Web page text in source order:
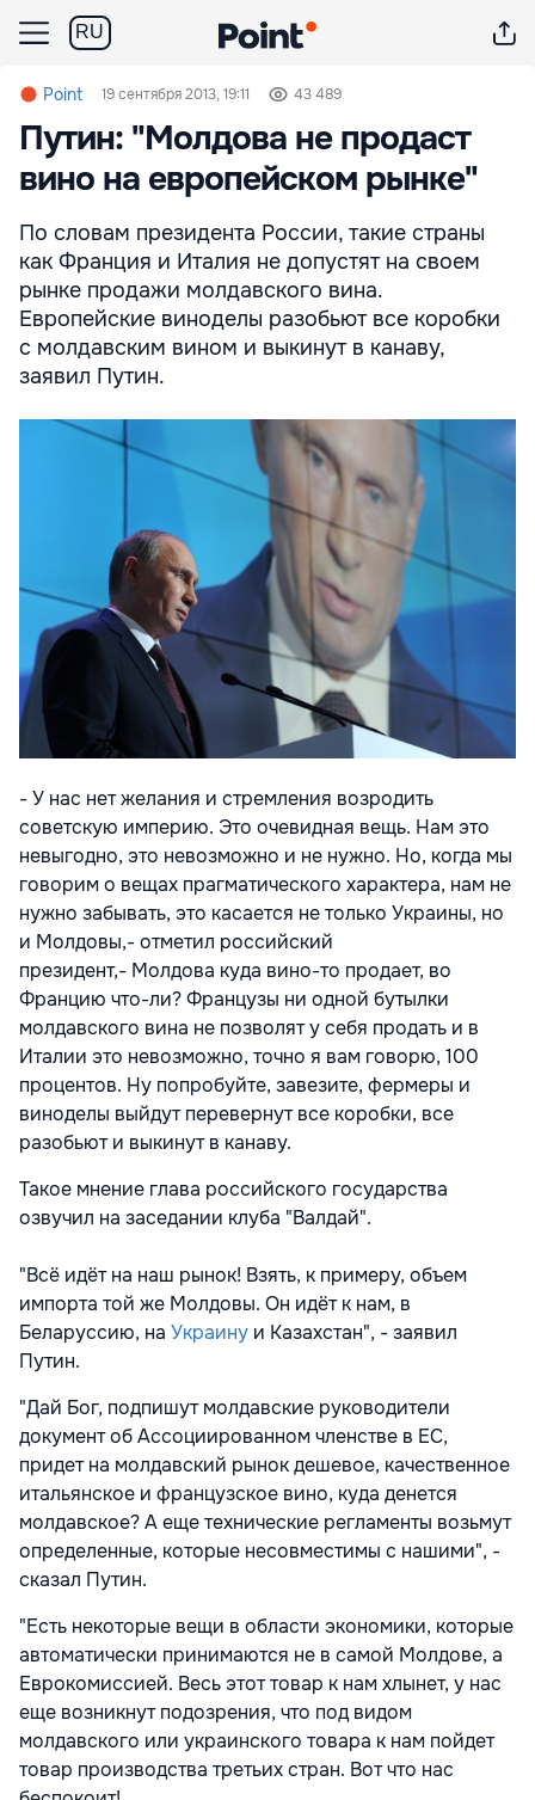
RU
Point 19 сентября 2013, 19:11 43 489
Путин: "Молдова не продаст
вино на европейском рынке"
По словам президента России, такие страны
как Франция и Италия не допустят на своем
рынке продажи молдавского вина.
Европейские виноделы разобьют все коробки
с молдавским вином и выкинут в канаву,
заявил Путин.
- У нас нет желания и стремления возродить
советскую империю. Это очевидная вещь. Нам это
невыгодно, это невозможно и не нужно. Но, когда мы
говорим о вещах прагматического характера, нам не
нужно забывать, это касается не только Украины, но
и Молдовы,- отметил российский
президент,- Молдова куда вино-то продает, во
Францию что-ли? Французы ни одной бутылки
молдавского вина не позволят у себя продать и в
Италии это невозможно, точно я вам говорю, 100
процентов. Ну попробуйте, завезите, фермеры и
виноделы выйдут перевернут все коробки, все
разобьют и выкинут в канаву.
Такое мнение глава российского государства
озвучил на заседании клуба "Валдай".
"Всё идёт на наш рынок! Взять, к примеру, объем
импорта той же Молдовы. Он идёт к нам, в
Беларуссию, на Украину и Казахстан", - заявил
Путин.
"Дай Бог, подпишут молдавские руководители
документ об Ассоциированном членстве в ЕС,
придет на молдавский рынок дешевое, качественное
итальянское и французское вино, куда денется
молдавское? А еще технические регламенты возьмут
определенные, которые несовместимы с нашими", -
сказал Путин.
"Есть некоторые вещи в области экономики, которые
автоматически принимаются не в самой Молдове, а
Еврокомиссией. Весь этот товар к нам хлынет, у нас
еще возникнут подозрения, что под видом
молдавского или украинского товара к нам пойдет
товар производства третьих стран. Вот что нас